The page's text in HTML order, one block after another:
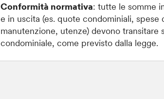
Conformità normativa: tutte le somme
e in uscita (es. quote condominiali, spese
manutenzione, utenze) devono transitare
condominiale, come previsto dalla legge.